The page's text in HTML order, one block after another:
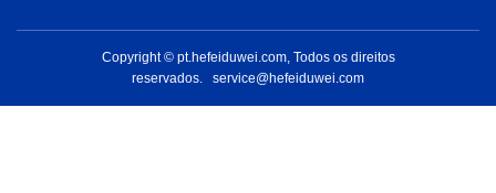
Copyright © pt.hefeiduwei.com, Todos os direitos
reservados. service@hefeiduwei.com